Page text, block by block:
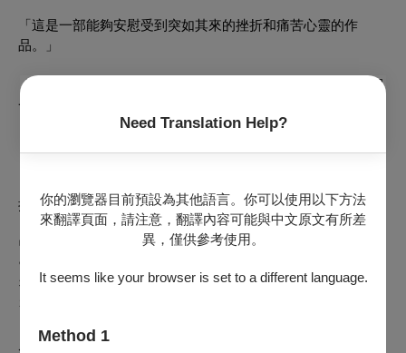
Need Translation Help?
你的瀏覽器目前預設為其他語言。你可以使用以下方法
來翻譯頁面，請注意，翻譯內容可能與中文原文有所差
異，僅供參考使用。
It seems like your browser is set to a different language.
Method 1
「這是一部能夠安慰受到突如其來的挫折和痛苦心靈的作
品。」
「從達爾在治療拉赫曼尼諾夫的一句話中，感受到了安慰，是
一部溫暖的作品！」
拉赫曼尼諾夫｜
박유덕 朴裕德
안재영 安宰渶
정욱진 鄭旭珍
김현진 金賢珍
尼可拉．達爾｜